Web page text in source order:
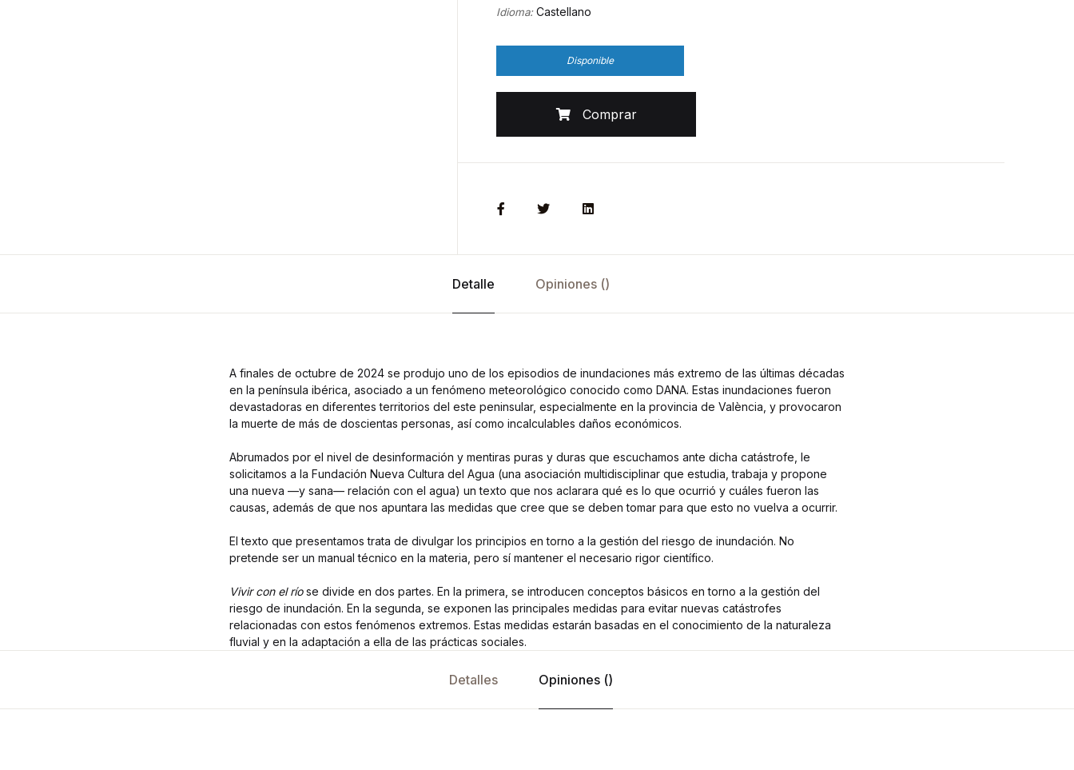
Idioma:Castellano
Disponible
Comprar
Detalle Opiniones ()
A finales de octubre de 2024 se produjo uno de los episodios de inundaciones más extremo de las últimas décadas
en la península ibérica, asociado a un fenómeno meteorológico conocido como DANA. Estas inundaciones fueron
devastadoras en diferentes territorios del este peninsular, especialmente en la provincia de València, y provocaron
la muerte de más de doscientas personas, así como incalculables daños económicos.
Abrumados por el nivel de desinformación y mentiras puras y duras que escuchamos ante dicha catástrofe, le
solicitamos a la Fundación Nueva Cultura del Agua (una asociación multidisciplinar que estudia, trabaja y propone
una nueva —y sana— relación con el agua) un texto que nos aclarara qué es lo que ocurrió y cuáles fueron las
causas, además de que nos apuntara las medidas que cree que se deben tomar para que esto no vuelva a ocurrir.
El texto que presentamos trata de divulgar los principios en torno a la gestión del riesgo de inundación. No
pretende ser un manual técnico en la materia, pero sí mantener el necesario rigor científico.
Vivir con el ríose divide en dos partes. En la primera, se introducen conceptos básicos en torno a la gestión del
riesgo de inundación. En la segunda, se exponen las principales medidas para evitar nuevas catástrofes
relacionadas con estos fenómenos extremos. Estas medidas estarán basadas en el conocimiento de la naturaleza
fluvial y en la adaptación a ella de las prácticas sociales.
Detalles Opiniones ()